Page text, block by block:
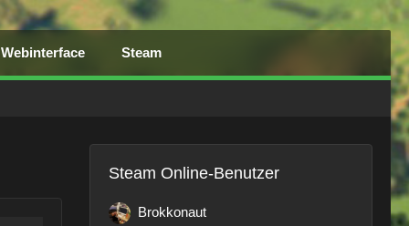
Webinterface Steam
Steam Online-Benutzer
Brokkonaut